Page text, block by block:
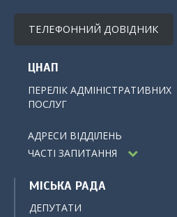
ТЕЛЕФОННИЙ ДОВІДНИК
ЦНАП
ПЕРЕЛІК АДМІНІСТРАТИВНИХ
АДРЕСИ ВІДДІЛЕНЬ
ЧАСТІ ЗАПИТАННЯ
МІСЬКА РАДА
ДЕПУТАТИ